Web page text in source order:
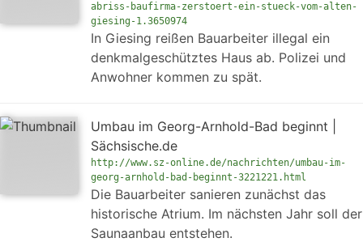
abriss-baufirma-zerstoert-ein-stueck-vom-alten-
giesing-1.3650974
In Giesing reißen Bauarbeiter illegal ein
denkmalgeschütztes Haus ab. Polizei und
Anwohner kommen zu spät.
Umbau im Georg-Arnhold-Bad beginnt |
Sächsische.de
http://www.sz-online.de/nachrichten/umbau-im-
georg-arnhold-bad-beginnt-3221221.html
Die Bauarbeiter sanieren zunächst das
historische Atrium. Im nächsten Jahr soll der
Saunaanbau entstehen.